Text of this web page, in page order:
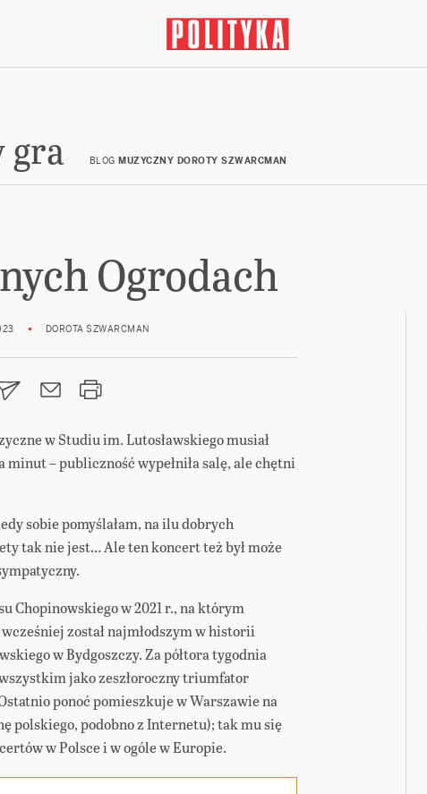
gra BLOG MUZYCZNY DOROTY SZWARCMAN
Ogrodach
DOROTA SZWARCMAN
w Studiu im. Lutosławskiego musiał
– publiczność wypełniła salę, ale chętni
sobie pomyślałam, na ilu dobrych
tak nie jest… Ale ten koncert też był może
Chopinowskiego w 2021 r., na którym
został najmłodszym w historii
w Bydgoszczy. Za półtora tygodnia
jako zeszłoroczny triumfator
ponoć pomieszkuje w Warszawie na
polskiego, podobno z Internetu); tak mu się
w Polsce i w ogóle w Europie.